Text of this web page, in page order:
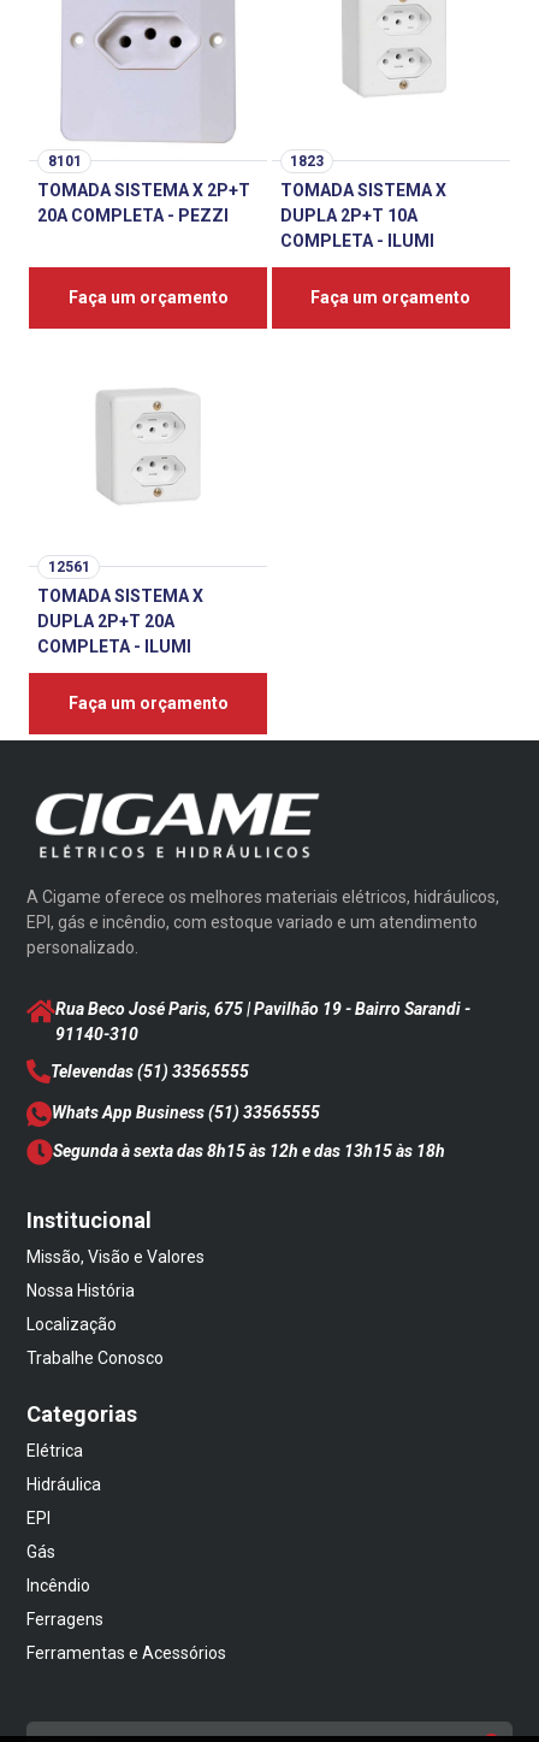
8101
TOMADA SISTEMA X 2P+T
20A COMPLETA - PEZZI
Faça um orçamento
1823
TOMADA SISTEMA X
DUPLA 2P+T 10A
COMPLETA - ILUMI
Faça um orçamento
12561
TOMADA SISTEMA X
DUPLA 2P+T 20A
COMPLETA - ILUMI
Faça um orçamento
A Cigame oferece os melhores materiais elétricos, hidráulicos,
EPI, gás e incêndio, com estoque variado e um atendimento
personalizado.
Rua Beco José Paris, 675 | Pavilhão 19 - Bairro Sarandi-
91140-310
Televendas(51) 33565555
Whats App Business(51) 33565555
Segunda à sexta das 8h15 às 12h e das 13h15 às 18h
Institucional
Missão, Visão e Valores
Nossa História
Localização
Trabalhe Conosco
Categorias
Elétrica
Hidráulica
EPI
Gás
Incêndio
Ferragens
Ferramentas e Acessórios